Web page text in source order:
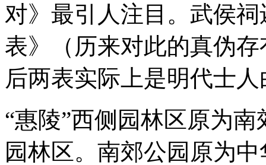
对》最引人注目。武侯
表》（历来对此的真伪
后两表实际上是明代士
“惠陵”西侧园林区原为
园林区。南郊公园原为